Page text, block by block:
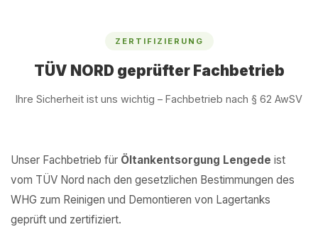
ZERTIFIZIERUNG
TÜV NORD geprüfter Fachbetrieb
Ihre Sicherheit ist uns wichtig – Fachbetrieb nach § 62 AwSV
Unser Fachbetrieb für Öltankentsorgung Lengede ist
vom TÜV Nord nach den gesetzlichen Bestimmungen des
WHG zum Reinigen und Demontieren von Lagertanks
geprüft und zertifiziert.